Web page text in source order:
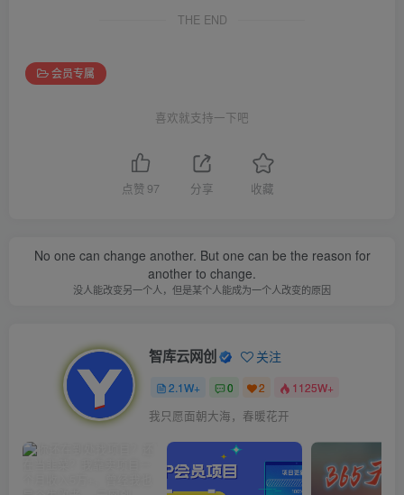
THE END
会员专属
喜欢就支持一下吧
点赞 97 分享 收藏
No one can change another. But one can be the reason for
another to change.
没人能改变另一个人，但是某个人能成为一个人改变的原因
智库云网创 关注
2.1W+ 0 2 1125W+
我只愿面朝大海，春暖花开